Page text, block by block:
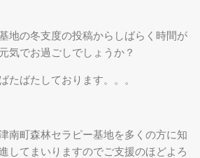
地の冬支度の投稿からしばらく時間が
気でお過ごしでしょうか？
たばたしております。。。
南町森林セラピー基地を多くの方に知
してまいりますのでご支援のほどよろ